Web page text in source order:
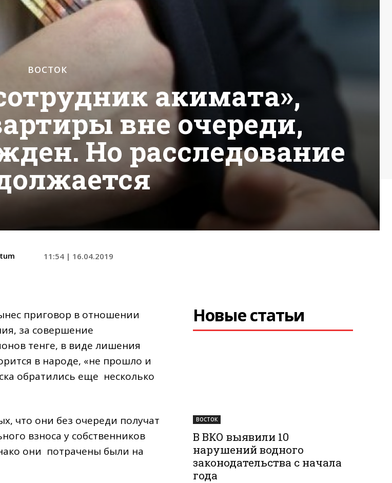
ВОСТОК
акимата»,
вне очереди,
Но расследование
11:54 | 16.04.2019
приговор в отношении
за совершение
тенге, в виде лишения
в народе, «не прошло и
обратились еще несколько
что они без очереди получат
взноса у собственников
они потрачены были на
Новые статьи
ВОСТОК
В ВКО выявили 10
нарушений водного
законодательства с начала
года